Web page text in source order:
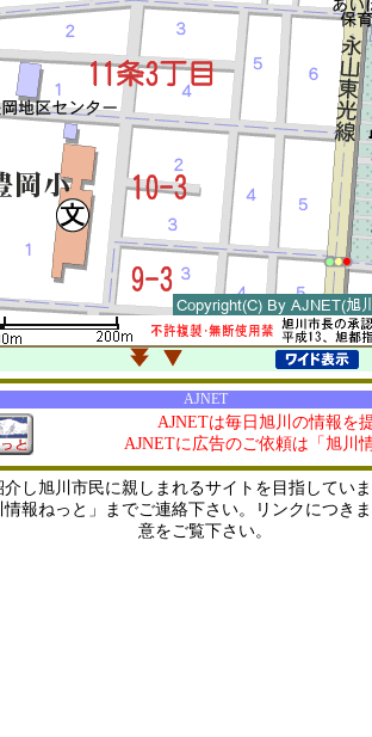
AJNET
AJNETは毎日旭川の情報を
AJNETに広告のご依頼は「旭川
し旭川市民に親しまれるサイトを目指してい
報ねっと」までご連絡下さい。リンクにつき
意をご覧下さい。